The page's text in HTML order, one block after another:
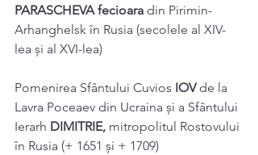
PARASCHEVA fecioara din Pirimin-
Arhanghelsk în Rusia (secolele al XIV-
lea și al XVI-lea)
Pomenirea Sfântului Cuvios IOV de la
Lavra Poceaev din Ucraina și a Sfântului
Ierarh DIMITRIE, mitropolitul Rostovului
în Rusia (+ 1651 și + 1709)